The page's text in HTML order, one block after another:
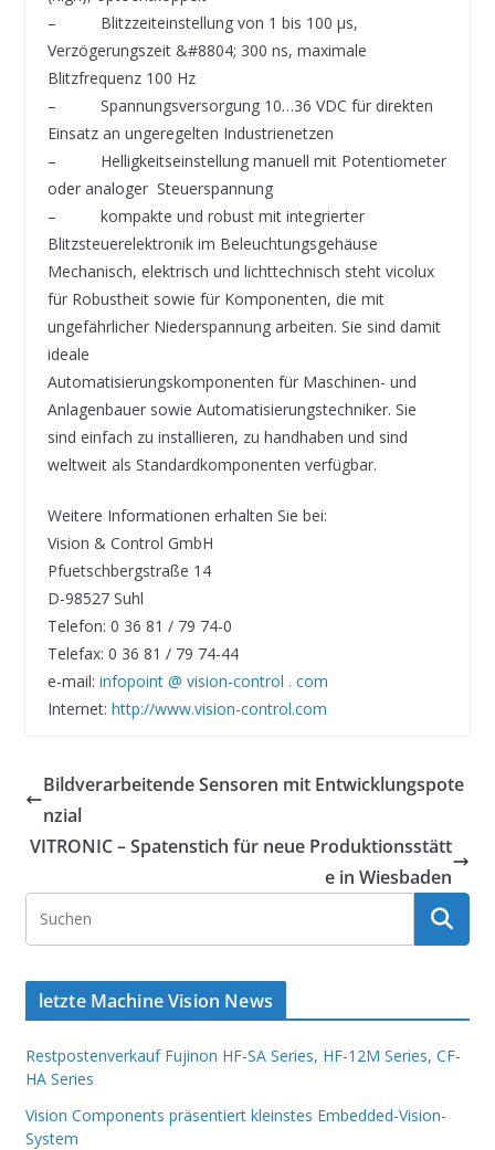
– Blitzzeiteinstellung von 1 bis 100 μs,
Verzögerungszeit &#8804; 300 ns, maximale
Blitzfrequenz 100 Hz
– Spannungsversorgung 10…36 VDC für direkten
Einsatz an ungeregelten Industrienetzen
– Helligkeitseinstellung manuell mit Potentiometer
oder analoger Steuerspannung
– kompakte und robust mit integrierter
Blitzsteuerelektronik im Beleuchtungsgehäuse
Mechanisch, elektrisch und lichttechnisch steht vicolux
für Robustheit sowie für Komponenten, die mit
ungefährlicher Niederspannung arbeiten. Sie sind damit
ideale
Automatisierungskomponenten für Maschinen- und
Anlagenbauer sowie Automatisierungstechniker. Sie
sind einfach zu installieren, zu handhaben und sind
weltweit als Standardkomponenten verfügbar.
Weitere Informationen erhalten Sie bei:
Vision & Control GmbH
Pfuetschbergstraße 14
D-98527 Suhl
Telefon: 0 36 81 / 79 74-0
Telefax: 0 36 81 / 79 74-44
e-mail: infopoint @ vision-control . com
Internet: http://www.vision-control.com
Bildverarbeitende Sensoren mit Entwicklungspote
nzial
VITRONIC – Spatenstich für neue Produktionsstätt
e in Wiesbaden
letzte Machine Vision News
Restpostenverkauf Fujinon HF-SA Series, HF-12M Series, CF-
HA Series
Vision Components präsentiert kleinstes Embedded-Vision-
System